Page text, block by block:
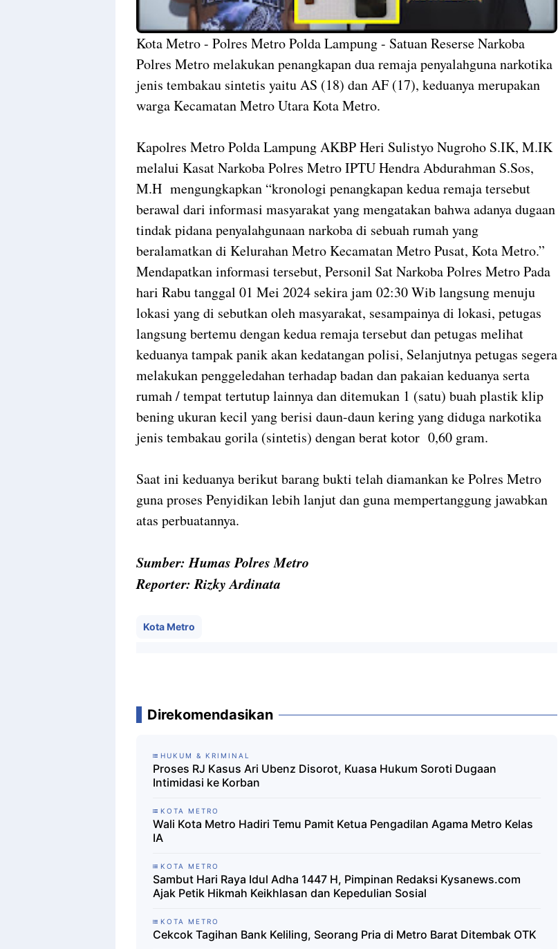
Kota Metro - Polres Metro Polda Lampung - Satuan Reserse Narkoba
Polres Metro melakukan penangkapan dua remaja penyalahguna narkotika
jenis tembakau sintetis yaitu AS (18) dan AF (17), keduanya merupakan
warga Kecamatan Metro Utara Kota Metro.
Kapolres Metro Polda Lampung AKBP Heri Sulistyo Nugroho S.IK, M.IK
melalui Kasat Narkoba Polres Metro IPTU Hendra Abdurahman S.Sos,
M.H mengungkapkan “kronologi penangkapan kedua remaja tersebut
berawal dari informasi masyarakat yang mengatakan bahwa adanya dugaan
tindak pidana penyalahgunaan narkoba di sebuah rumah yang
beralamatkan di Kelurahan Metro Kecamatan Metro Pusat, Kota Metro.”
Mendapatkan informasi tersebut, Personil Sat Narkoba Polres Metro Pada
hari Rabu tanggal 01 Mei 2024 sekira jam 02:30 Wib langsung menuju
lokasi yang di sebutkan oleh masyarakat, sesampainya di lokasi, petugas
langsung bertemu dengan kedua remaja tersebut dan petugas melihat
keduanya tampak panik akan kedatangan polisi, Selanjutnya petugas segera
melakukan penggeledahan terhadap badan dan pakaian keduanya serta
rumah / tempat tertutup lainnya dan ditemukan 1 (satu) buah plastik klip
bening ukuran kecil yang berisi daun-daun kering yang diduga narkotika
jenis tembakau gorila (sintetis) dengan berat kotor 0,60 gram.
Saat ini keduanya berikut barang bukti telah diamankan ke Polres Metro
guna proses Penyidikan lebih lanjut dan guna mempertanggung jawabkan
atas perbuatannya.
Sumber: Humas Polres Metro
Reporter: Rizky Ardinata
Kota Metro
Direkomendasikan
HUKUM & KRIMINAL
Proses RJ Kasus Ari Ubenz Disorot, Kuasa Hukum Soroti Dugaan
Intimidasi ke Korban
KOTA METRO
Wali Kota Metro Hadiri Temu Pamit Ketua Pengadilan Agama Metro Kelas
IA
KOTA METRO
Sambut Hari Raya Idul Adha 1447 H, Pimpinan Redaksi Kysanews.com
Ajak Petik Hikmah Keikhlasan dan Kepedulian Sosial
KOTA METRO
Cekcok Tagihan Bank Keliling, Seorang Pria di Metro Barat Ditembak OTK